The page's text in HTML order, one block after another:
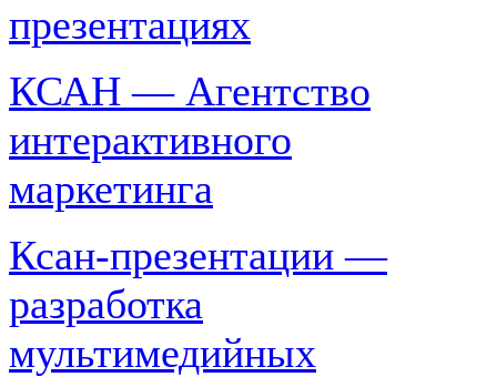
презентациях
КСАН — Агентство
интерактивного
маркетинга
Ксан-презентации —
разработка
мультимедийных